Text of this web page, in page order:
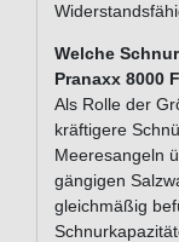
Welche
Pranaxx 8000
Als Rolle der
kräftigere
Meeresangeln
gängigen
gleichmäßig